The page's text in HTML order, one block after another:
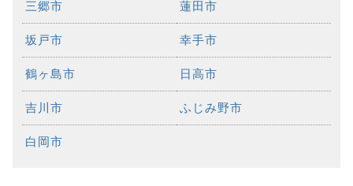
三郷市 蓮田市
坂戸市 幸手市
鶴ヶ島市 日高市
吉川市 ふじみ野市
白岡市